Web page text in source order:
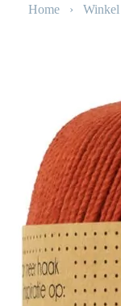
Home › Winkel